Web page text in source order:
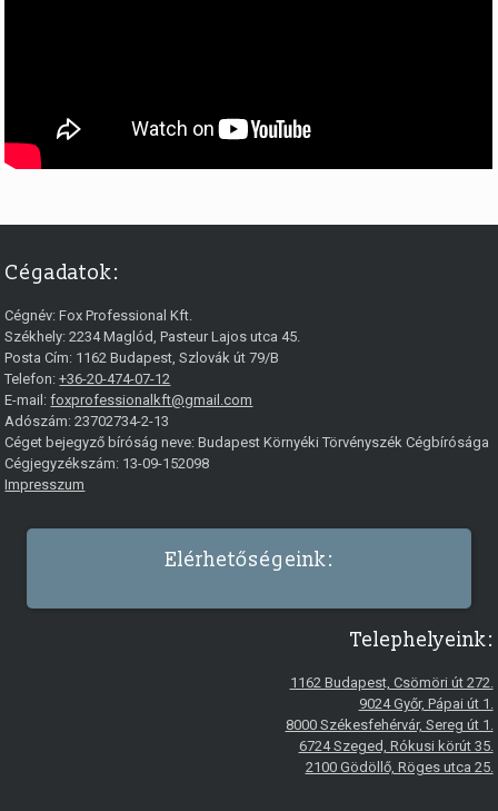
Cégadatok:
Cégnév:Fox Professional Kft.
Székhely:2234 Maglód,Pasteur Lajos utca 45.
Posta Cím: 1162 Budapest, Szlovák út 79/B
Telefon:+36-20-474-07-12
E-mail:foxprofessionalkft@gmail.com
Adószám: 23702734-2-13
Céget bejegyző bíróság neve: Budapest Környéki Törvényszék Cégbírósága
Cégjegyzékszám: 13-09-152098
Impresszum
Elérhetőségeink:
Telephelyeink:
1162 Budapest, Csömöri út 272.
9024 Győr, Pápai út 1.
8000 Székesfehérvár, Sereg út 1.
6724 Szeged, Rókusi körút 35.
2100 Gödöllő, Röges utca 25.